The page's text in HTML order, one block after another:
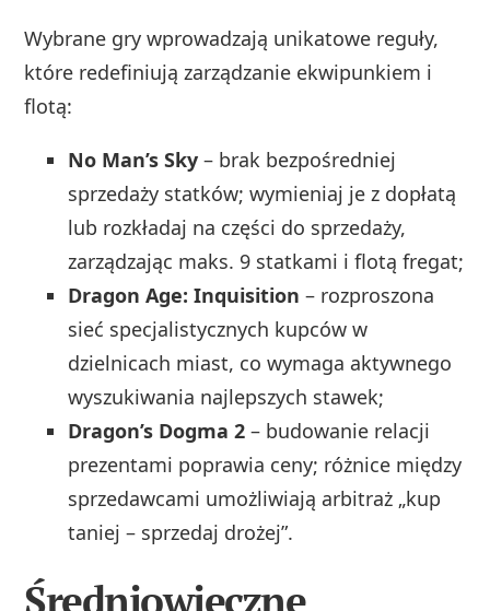
Wybrane gry wprowadzają unikatowe reguły,
które redefiniują zarządzanie ekwipunkiem i
flotą:
No Man’s Sky – brak bezpośredniej
sprzedaży statków; wymieniaj je z dopłatą
lub rozkładaj na części do sprzedaży,
zarządzając maks. 9 statkami i flotą fregat;
Dragon Age: Inquisition – rozproszona
sieć specjalistycznych kupców w
dzielnicach miast, co wymaga aktywnego
wyszukiwania najlepszych stawek;
Dragon’s Dogma 2 – budowanie relacji
prezentami poprawia ceny; różnice między
sprzedawcami umożliwiają arbitraż „kup
taniej – sprzedaj drożej”.
Średniowieczne